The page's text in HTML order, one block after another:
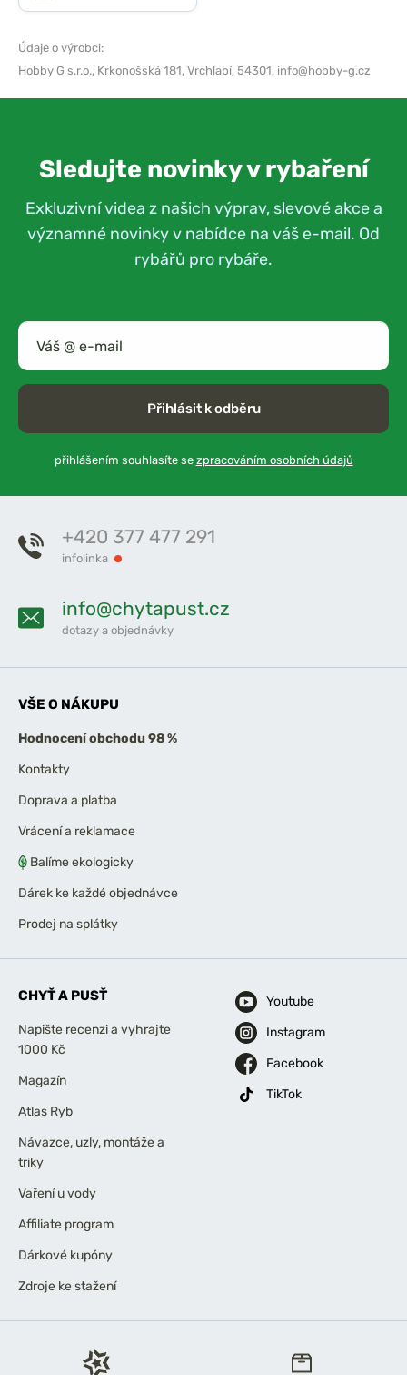
Údaje o výrobci:
Hobby G s.r.o., Krkonošská 181, Vrchlabí, 54301, info@hobby-g.cz
Sledujte novinky v rybaření
Exkluzivní videa z našich výprav, slevové akce a
významné novinky v nabídce na váš e-mail. Od
rybářů pro rybáře.
Přihlásit k odběru
přihlášením souhlasíte se zpracováním osobních údajů
+420 377 477 291
infolinka
info@chytapust.cz
dotazy a objednávky
VŠE O NÁKUPU
Hodnocení obchodu 98 %
Kontakty
Doprava a platba
Vrácení a reklamace
Balíme ekologicky
Dárek ke každé objednávce
Prodej na splátky
CHYŤ A PUSŤ
Napište recenzi a vyhrajte
1000 Kč
Magazín
Atlas Ryb
Návazce, uzly, montáže a
triky
Vaření u vody
Affiliate program
Dárkové kupóny
Zdroje ke stažení
Youtube
Instagram
Facebook
TikTok